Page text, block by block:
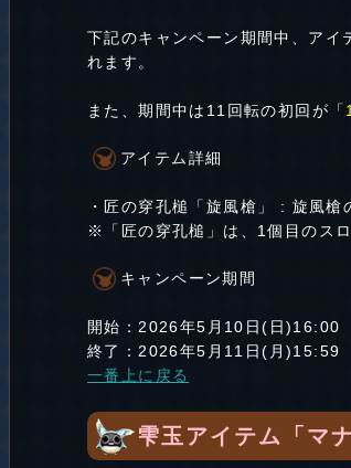
下記のキャンペーン期間中、アイ
れます。
また、期間中は11回転の初回が「
アイテム詳細
・匠の穿孔槌「旋風槍」 : 旋風槍
※「匠の穿孔槌」は、1個目のス
キャンペーン期間
開始：2026年5月10日(日)16:00
終了：2026年5月11日(月)15:59
一番上に戻る
雫玉アイテム「マ